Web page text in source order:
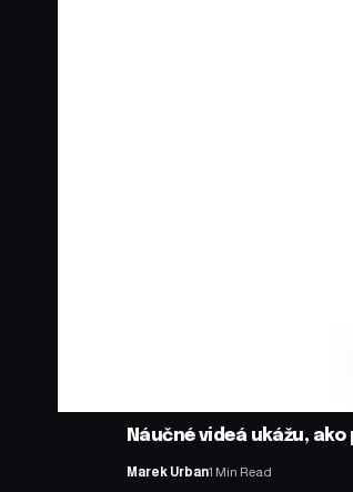
Náučné videá ukážu,
Marek Urban1 Min Read